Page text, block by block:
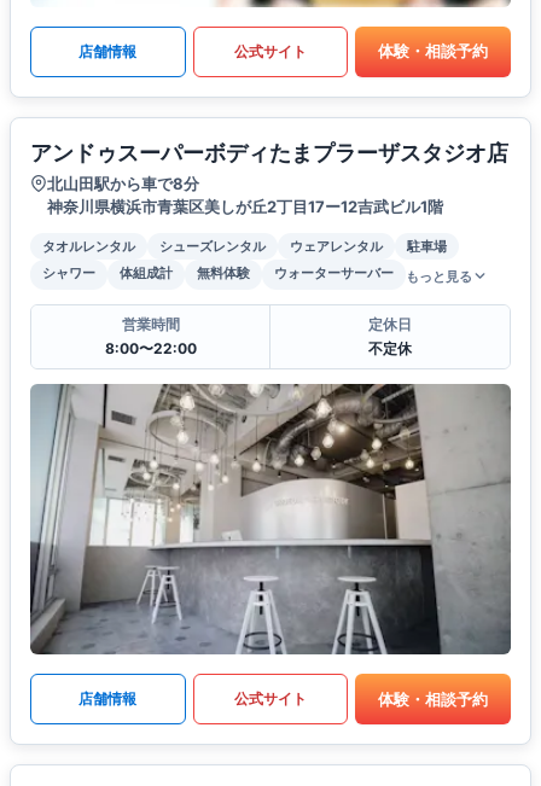
店舗情報 公式サイト 体験・相談予約
アンドゥスーパーボディたまプラーザスタジオ店
北山田駅から車で8分
神奈川県横浜市青葉区美しが丘2丁目17ー12吉武ビル1階
タオルレンタル シューズレンタル ウェアレンタル
駐車場
シャワー
体組成計 無料体験 ウォーターサーバー もっと見る
営業時間
8:00〜22:00
定休日
不定休
店舗情報 公式サイト 体験・相談予約